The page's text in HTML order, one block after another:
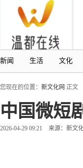
新闻 生活 文化
您现在的位置： 新文化网 正文
中国微短
2026-04-29 09:21 来源：新文